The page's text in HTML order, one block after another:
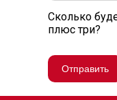
Сколько
плюс три?
Отправить